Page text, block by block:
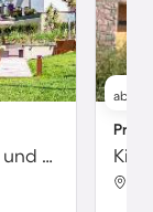
Ferienwohnung mit Garten, Sauna und beheiztem Pool | Stadtblick | Ideal für Homeoffice
ab